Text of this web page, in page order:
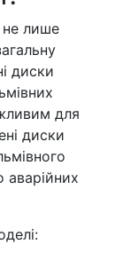
не лише
диски
для
диски
аварійних